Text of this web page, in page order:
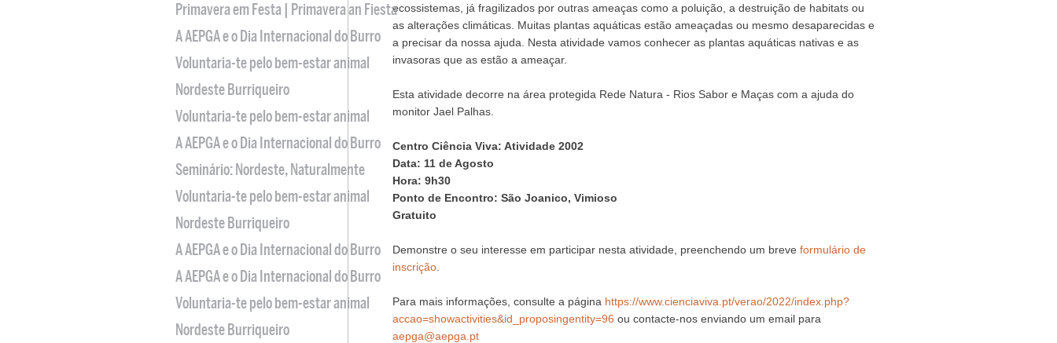
ecossistemas, já fragilizados por outras ameaças como a poluição, a destruição de habitats ou
as alterações climáticas. Muitas plantas aquáticas estão ameaçadas ou mesmo desaparecidas e
a precisar da nossa ajuda. Nesta atividade vamos conhecer as plantas aquáticas nativas e as
invasoras que as estão a ameaçar.
Esta atividade decorre na área protegida Rede Natura - Rios Sabor e Maças com a ajuda do
monitor Jael Palhas.
Centro Ciência Viva: Atividade 2002
Data: 11 de Agosto
Hora: 9h30
Ponto de Encontro: São Joanico, Vimioso
Gratuito
Demonstre o seu interesse em participar nesta atividade, preenchendo um breve formulário de
inscrição
Para mais informações, consulte a página https://www.cienciaviva.pt/verao/2022/index.php?
accao=showactivities&id_proposingentity=96 ou contacte-nos enviando um email para
aepga@aepga.pt
Primavera em Festa | Primavera an Fiesta
A AEPGA e o Dia Internacional do Burro
Voluntaria-te pelo bem-estar animal
Nordeste Burriqueiro
Voluntaria-te pelo bem-estar animal
A AEPGA e o Dia Internacional do Burro
Seminário: Nordeste, Naturalmente
Voluntaria-te pelo bem-estar animal
Nordeste Burriqueiro
A AEPGA e o Dia Internacional do Burro
A AEPGA e o Dia Internacional do Burro
Voluntaria-te pelo bem-estar animal
Nordeste Burriqueiro